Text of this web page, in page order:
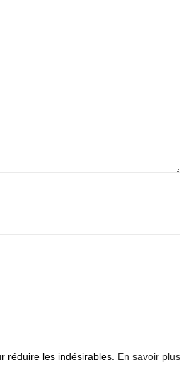
réduire les indésirables. En savoir plus